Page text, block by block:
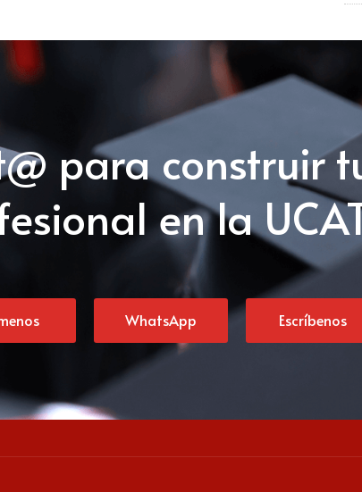
para construir
en la
WhatsApp Escríbenos